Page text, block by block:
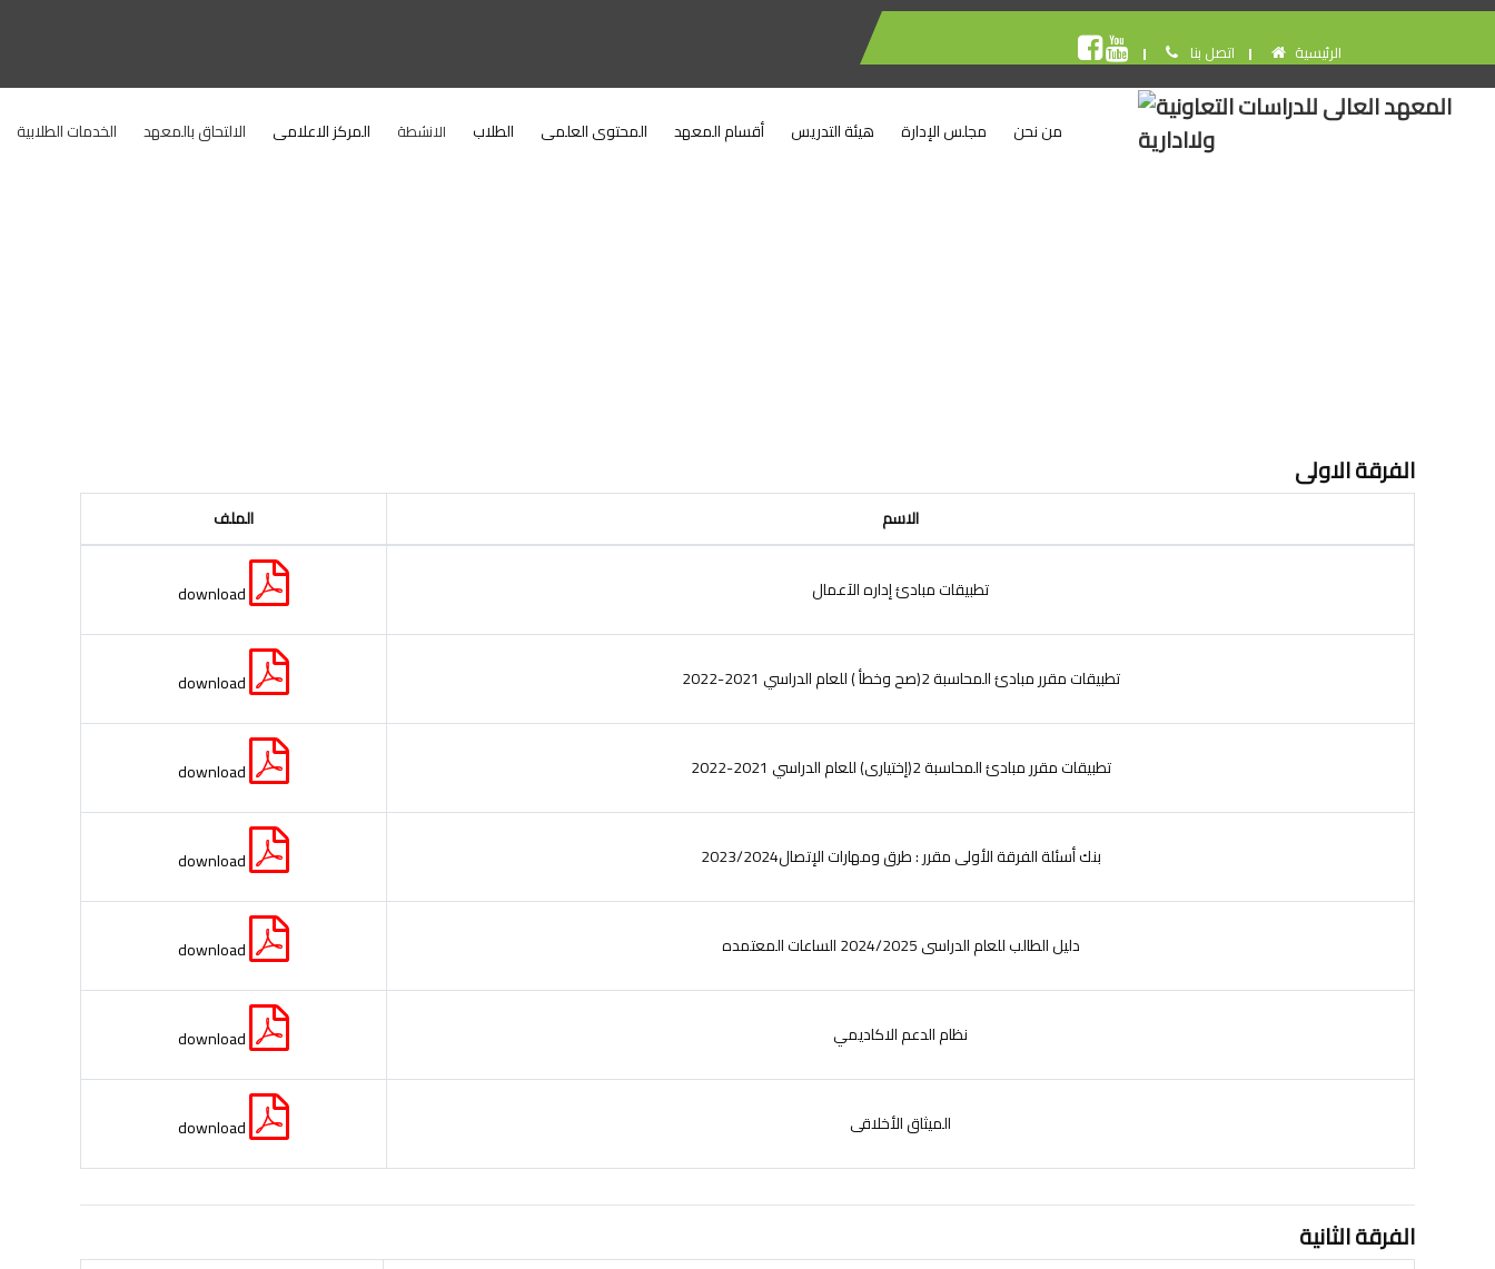
اتصل بنا الرئيسية
الخدمات الطلابية الالتحاق بالمعهد المركز الاعلامى الانشطة الطلاب المحتوى العلمى أقسام المعهد هيئة التدريس مجلس الإدارة من نحن
الفرقة الاولى
الملف الاسم
download تطبيقات مبادئ إداره الآعمال
download تطبيقات مقرر مبادئ المحاسبة 2(صح وخطأ ) للعام الدراسي 2021-2022
download تطبيقات مقرر مبادئ المحاسبة 2(إختيارى) للعام الدراسي 2021-2022
download بنك أسئلة الفرقة الأولى مقرر : طرق ومهارات الإتصال2023/2024
download دليل الطالب للعام الدراسى 2024/2025 الساعات المعتمده
download نظام الدعم الاكاديمي
download الميثاق الأخلاقى
الفرقة الثانية